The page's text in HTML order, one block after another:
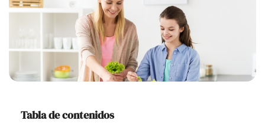
Familia
Ayuda
Cursos
Recursos
Tabla de contenidos